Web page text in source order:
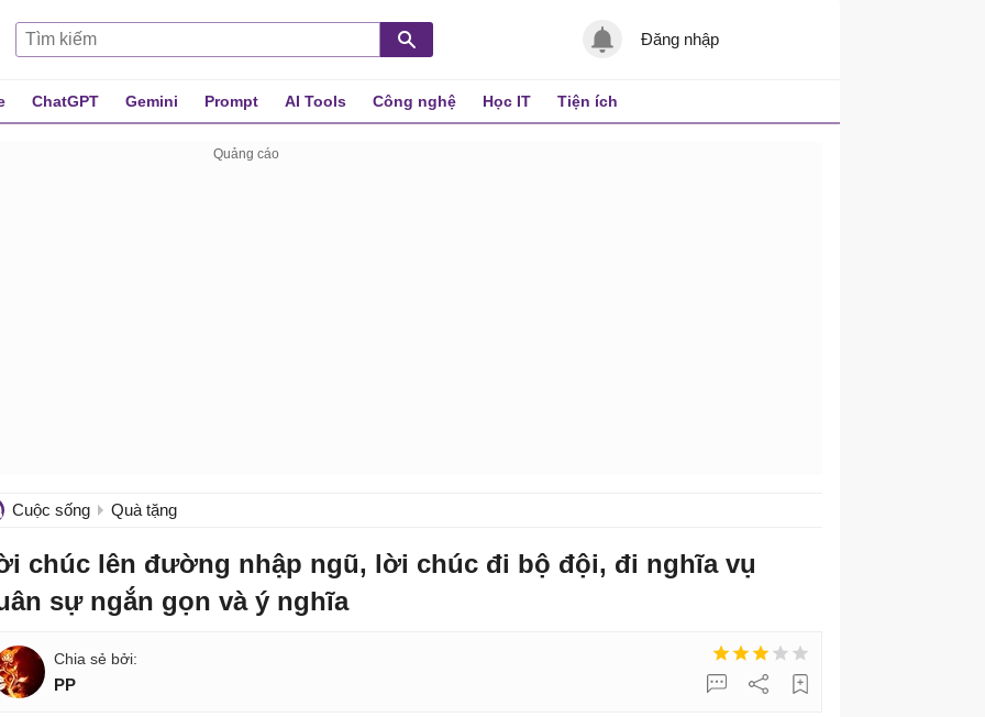
Đăng nhập
ChatGPT Gemini Prompt AI Tools Công nghệ Học IT Tiện ích
Cuộc sống Quà tặng
chúc lên đường nhập ngũ, lời chúc đi bộ đội, đi nghĩa vụ
sự ngắn gọn và ý nghĩa
PP